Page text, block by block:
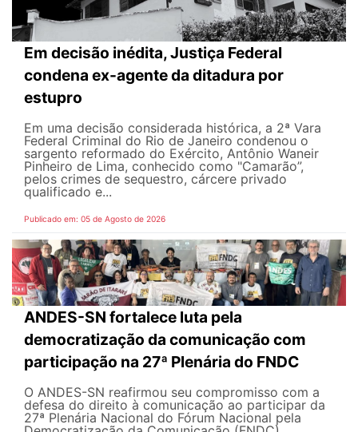
Em decisão inédita, Justiça Federal
condena ex-agente da ditadura por
estupro
Em uma decisão considerada histórica, a 2ª Vara
Federal Criminal do Rio de Janeiro condenou o
sargento reformado do Exército, Antônio Waneir
Pinheiro de Lima, conhecido como "Camarão”,
pelos crimes de sequestro, cárcere privado
qualificado e...
Publicado em: 05 de Agosto de 2026
ANDES-SN fortalece luta pela
democratização da comunicação com
participação na 27ª Plenária do FNDC
O ANDES-SN reafirmou seu compromisso com a
defesa do direito à comunicação ao participar da
27ª Plenária Nacional do Fórum Nacional pela